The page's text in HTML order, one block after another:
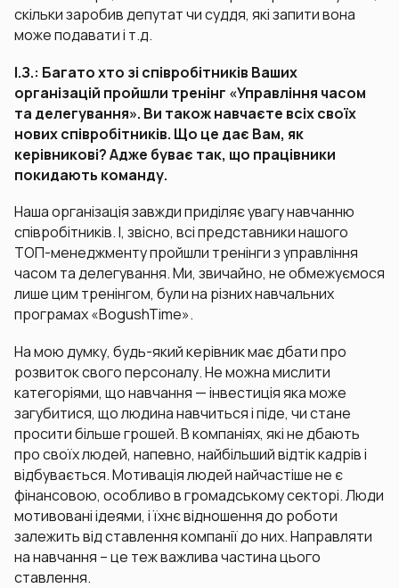
скільки заробив депутат чи суддя, які запити вона
може подавати і т.д.
І.З.: Багато хто зі співробітників Ваших
організацій пройшли тренінг «Управління часом
та делегування». Ви також навчаєте всіх своїх
нових співробітників. Що це дає Вам, як
керівникові? Адже буває так, що працівники
покидають команду.
Наша організація завжди приділяє увагу навчанню
співробітників. І, звісно, всі представники нашого
ТОП-менеджменту пройшли тренінги з управління
часом та делегування. Ми, звичайно, не обмежуємося
лише цим тренінгом, були на різних навчальних
програмах «BogushTime».
На мою думку, будь-який керівник має дбати про
розвиток свого персоналу. Не можна мислити
категоріями, що навчання — інвестиція яка може
загубитися, що людина навчиться і піде, чи стане
просити більше грошей. В компаніях, які не дбають
про своїх людей, напевно, найбільший відтік кадрів і
відбувається. Мотивація людей найчастіше не є
фінансовою, особливо в громадському секторі. Люди
мотивовані ідеями, і їхнє відношення до роботи
залежить від ставлення компанії до них. Направляти
на навчання – це теж важлива частина цього
ставлення.